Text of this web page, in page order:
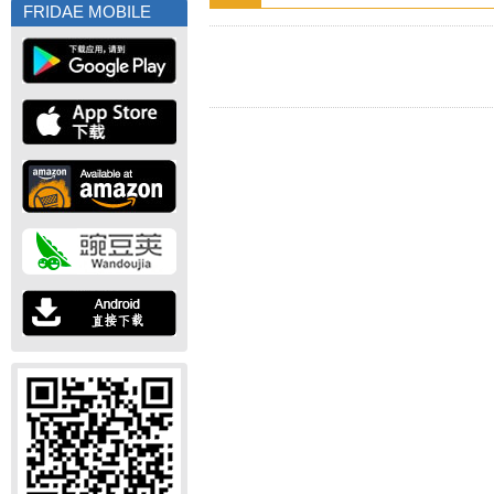
FRIDAE MOBILE